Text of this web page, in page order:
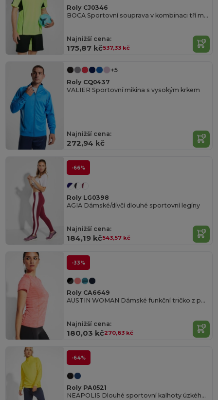
Roly CJ0346
BOCA Sportovní souprava v kombinaci tří materiálů
Najnižší cena:
175,87 kč537,33 kč
+5
Roly CQ0437
VALIER Sportovní mikina s vysokým krkem
Najnižší cena:
272,94 kč
-66%
Roly LG0398
AGIA Dámské/dívčí dlouhé sportovní legíny
Najnižší cena:
184,19 kč543,57 kč
-33%
Roly CA6649
AUSTIN WOMAN Dámské funkční tričko z polyesterového materiálu s krátkým rukávem raglánového stylu
Najnižší cena:
180,03 kč270,63 kč
-64%
Roly PA0521
NEAPOLIS Dlouhé sportovní kalhoty úzkého střihu